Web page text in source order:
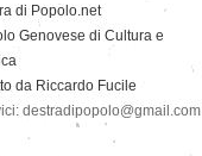
di Popolo.net
Genovese di Cultura e
da Riccardo Fucile
destradipopolo@gmail.com